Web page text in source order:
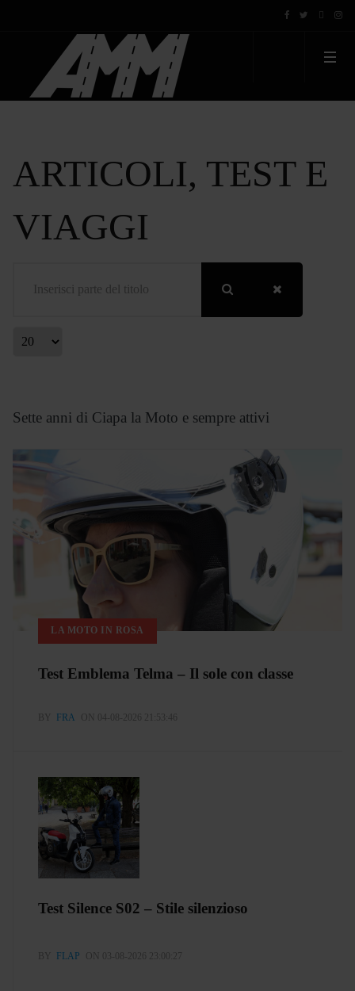
ARTICOLI, TEST E
VIAGGI
Visualizza #
Sette anni di Ciapa la Moto e sempre attivi
LA MOTO IN ROSA
Test Emblema Telma – Il sole con classe
BY FRA ON 04-08-2026 21:53:46
Test Silence S02 – Stile silenzioso
BY FLAP ON 03-08-2026 23:00:27